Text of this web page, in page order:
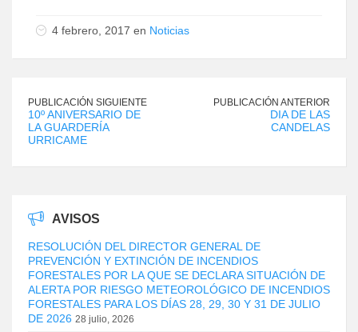
4 febrero, 2017 en Noticias
PUBLICACIÓN SIGUIENTE
10º ANIVERSARIO DE
LA GUARDERÍA
URRICAME
PUBLICACIÓN ANTERIOR
DIA DE LAS
CANDELAS
AVISOS
RESOLUCIÓN DEL DIRECTOR GENERAL DE
PREVENCIÓN Y EXTINCIÓN DE INCENDIOS
FORESTALES POR LA QUE SE DECLARA SITUACIÓN DE
ALERTA POR RIESGO METEOROLÓGICO DE INCENDIOS
FORESTALES PARA LOS DÍAS 28, 29, 30 Y 31 DE JULIO
DE 2026 28 julio, 2026